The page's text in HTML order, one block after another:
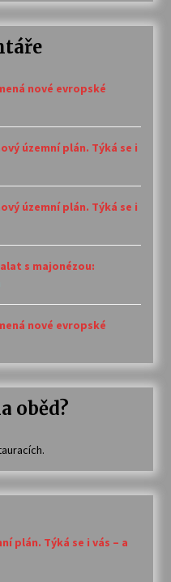
nové evropské
územní plán. Týká se i
územní plán. Týká se i
s majonézou:
nové evropské
oběd?
plán. Týká se i vás – a